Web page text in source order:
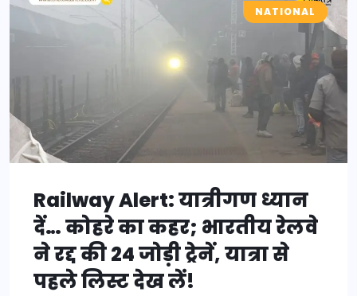
NATIONAL
Railway Alert: यात्रीगण ध्यान
दें… कोहरे का कहर; भारतीय रेलवे
ने रद्द की 24 जोड़ी ट्रेनें, यात्रा से
पहले लिस्ट देख लें!